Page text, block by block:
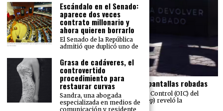
El Indep pierde más de 23 mdp en carros y pantallas robadas
Una auditoría realizada por el Órgano Interno de Control (OIC) del
Instituto para Devolver al Pueblo lo Robado (Indep) reveló la
Escándalo en el Senado:
aparece dos veces
contrato millonario y
ahora quieren borrarlo
El Senado de la República
admitió que duplicó uno de
Grasa de cadáveres, el
controvertido
procedimiento para
restaurar curvas
Sandra, una abogada
especializada en medios de
comunicación y residente